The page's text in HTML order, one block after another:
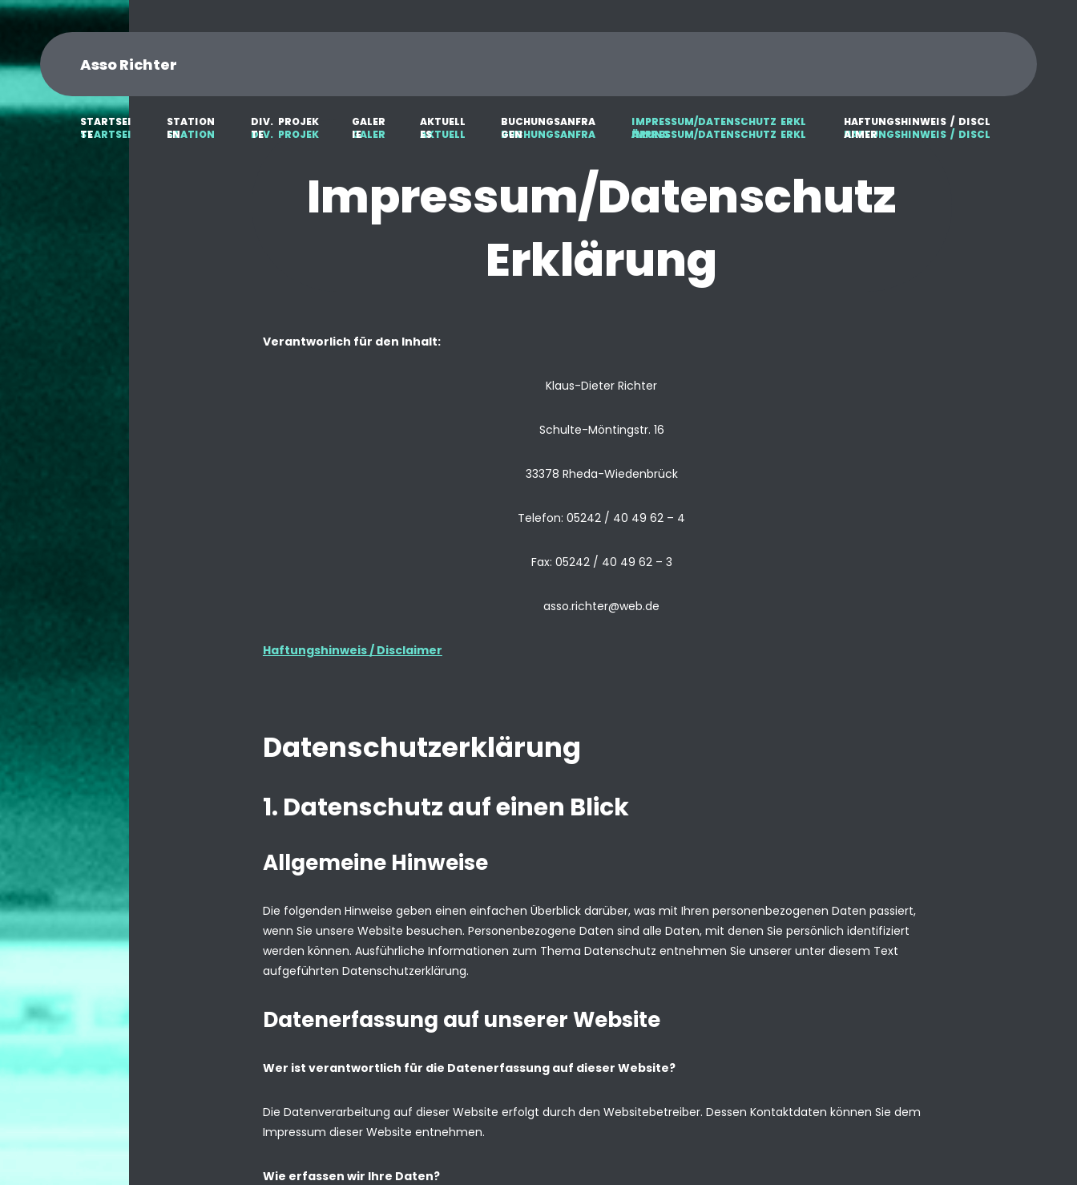
Asso Richter
STARTSEI
TE
STATION
EN
DIV. PROJEK
TE
GALER
IE
AKTUELL
ES
BUCHUNGSANFRA
GEN
IMPRESSUM/DATENSCHUTZ ERKL
ÄRUNG
HAFTUNGSHINWEIS / DISCL
AIMER
Impressum/Datenschutz
Erklärung
Verantworlich für den Inhalt:
Klaus-Dieter Richter
Schulte-Möntingstr. 16
33378 Rheda-Wiedenbrück
Telefon: 05242 / 40 49 62 – 4
Fax: 05242 / 40 49 62 – 3
asso.richter@web.de
Haftungshinweis / Disclaimer
Datenschutzerklärung
1. Datenschutz auf einen Blick
Allgemeine Hinweise
Die folgenden Hinweise geben einen einfachen Überblick darüber, was mit Ihren personenbezogenen Daten passiert,
wenn Sie unsere Website besuchen. Personenbezogene Daten sind alle Daten, mit denen Sie persönlich identifiziert
werden können. Ausführliche Informationen zum Thema Datenschutz entnehmen Sie unserer unter diesem Text
aufgeführten Datenschutzerklärung.
Datenerfassung auf unserer Website
Wer ist verantwortlich für die Datenerfassung auf dieser Website?
Die Datenverarbeitung auf dieser Website erfolgt durch den Websitebetreiber. Dessen Kontaktdaten können Sie dem
Impressum dieser Website entnehmen.
Wie erfassen wir Ihre Daten?